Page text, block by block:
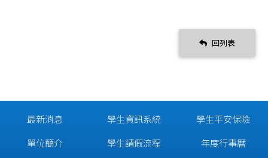
回列表
最新消息
單位簡介
學生資訊系統
學生請假流程
學生平安保險
年度行事曆